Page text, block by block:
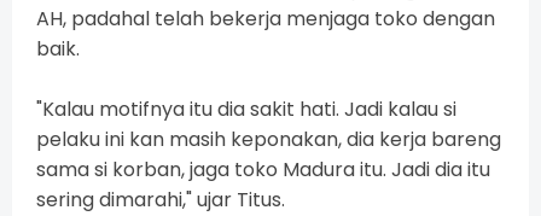
AH, padahal telah bekerja menjaga toko dengan
baik.
"Kalau motifnya itu dia sakit hati. Jadi kalau si
pelaku ini kan masih keponakan, dia kerja bareng
sama si korban, jaga toko Madura itu. Jadi dia itu
sering dimarahi," ujar Titus.